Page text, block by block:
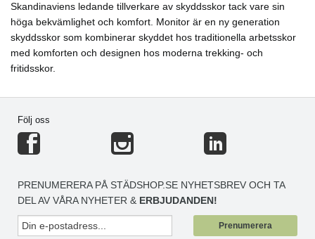
Skandinaviens ledande tillverkare av skyddsskor tack vare sin
höga bekvämlighet och komfort. Monitor är en ny generation
skyddsskor som kombinerar skyddet hos traditionella arbetsskor
med komforten och designen hos moderna trekking- och
fritidsskor.
Följ oss
PRENUMERERA PÅ STÄDSHOP.SE NYHETSBREV OCH TA
DEL AV VÅRA NYHETER & ERBJUDANDEN!
Prenumerera